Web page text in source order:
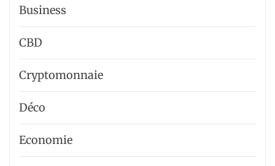
Business
CBD
Cryptomonnaie
Déco
Economie